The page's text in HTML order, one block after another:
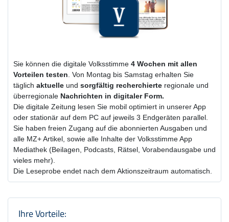
Sie können die digitale Volksstimme 4 Wochen mit allen
Vorteilen testen . Von Montag bis Samstag erhalten Sie
täglich aktuelle und sorgfältig recherchierte regionale und
überregionale Nachrichten in digitaler Form.
Die digitale Zeitung lesen Sie mobil optimiert in unserer App
oder stationär auf dem PC auf jeweils 3 Endgeräten parallel.
Sie haben freien Zugang auf die abonnierten Ausgaben und
alle MZ+ Artikel, sowie alle Inhalte der Volksstimme App
Mediathek (Beilagen, Podcasts, Rätsel, Vorabendausgabe und
vieles mehr).
Die Leseprobe endet nach dem Aktionszeitraum automatisch.
Produktzusammenfassung und
Ihre Vorteile: